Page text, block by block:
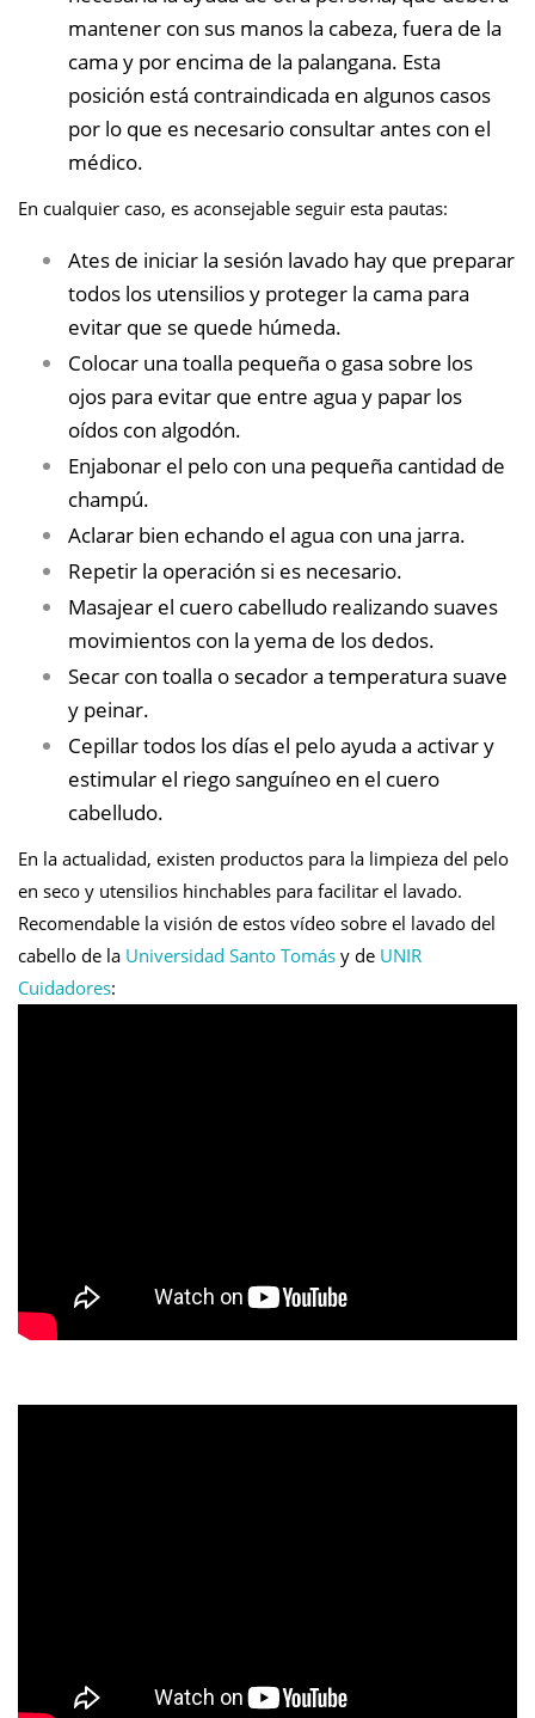
mantener con sus manos la cabeza, fuera de la
cama y por encima de la palangana. Esta
posición está contraindicada en algunos casos
por lo que es necesario consultar antes con el
médico.
En cualquier caso, es aconsejable seguir esta pautas:
Ates de iniciar la sesión lavado hay que preparar
todos los utensilios y proteger la cama para
evitar que se quede húmeda.
Colocar una toalla pequeña o gasa sobre los
ojos para evitar que entre agua y papar los
oídos con algodón.
Enjabonar el pelo con una pequeña cantidad de
champú.
Aclarar bien echando el agua con una jarra.
Repetir la operación si es necesario.
Masajear el cuero cabelludo realizando suaves
movimientos con la yema de los dedos.
Secar con toalla o secador a temperatura suave
y peinar.
Cepillar todos los días el pelo ayuda a activar y
estimular el riego sanguíneo en el cuero
cabelludo.
En la actualidad, existen productos para la limpieza del pelo
en seco y utensilios hinchables para facilitar el lavado.
Recomendable la visión de estos vídeo sobre el lavado del
cabello de la Universidad Santo Tomás y de UNIR
Cuidadores: